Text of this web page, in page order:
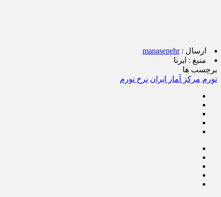
ارسال :manasepehr
منبع : ایرنا
برچسب ها
تورم مرکز آمار ایران نرخ تورم